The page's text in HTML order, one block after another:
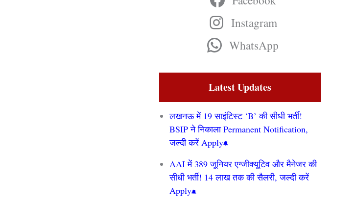
Instagram
WhatsApp
Latest Updates
लखनऊ में 19 साइंटिस्ट ‘B’ की सीधी भर्ती!
BSIP ने निकाला Permanent Notification,
जल्दी करें Apply
AAI में 389 जूनियर एग्जीक्यूटिव और मैनेजर की
सीधी भर्ती! 14 लाख तक की सैलरी, जल्दी करें
Apply